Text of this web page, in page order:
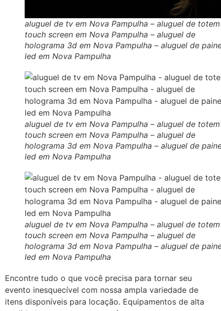
aluguel de tv em Nova Pampulha – aluguel de totem
touch screen em Nova Pampulha – aluguel de
holograma 3d em Nova Pampulha – aluguel de
led em Nova Pampulha
aluguel de tv em Nova Pampulha – aluguel de totem
touch screen em Nova Pampulha – aluguel de
holograma 3d em Nova Pampulha – aluguel de
led em Nova Pampulha
aluguel de tv em Nova Pampulha – aluguel de totem
touch screen em Nova Pampulha – aluguel de
holograma 3d em Nova Pampulha – aluguel de
led em Nova Pampulha
Encontre tudo o que você precisa para tornar seu
evento inesquecível com nossa ampla variedade de
itens disponíveis para locação. Equipamentos de alta